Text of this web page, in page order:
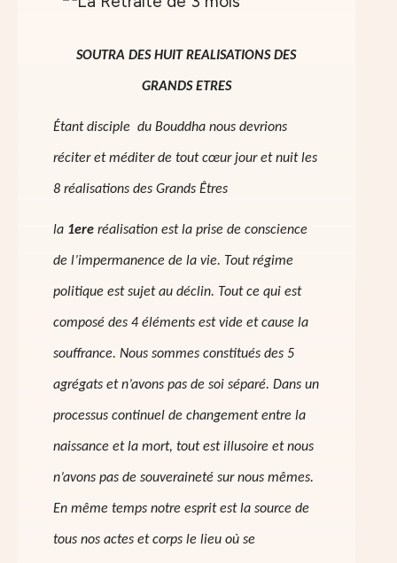
SOUTRA DES HUIT REALISATIONS DES
GRANDS ETRES
Étant disciple du Bouddha nous devrions
réciter et méditer de tout cœur jour et nuit les
8 réalisations des Grands Êtres
la 1ere réalisation est la prise de conscience
de l’impermanence de la vie. Tout régime
politique est sujet au déclin. Tout ce qui est
composé des 4 éléments est vide et cause la
souffrance. Nous sommes constitués des 5
agrégats et n’avons pas de soi séparé. Dans un
processus continuel de changement entre la
naissance et la mort, tout est illusoire et nous
n’avons pas de souveraineté sur nous mêmes.
En même temps notre esprit est la source de
tous nos actes et corps le lieu où se